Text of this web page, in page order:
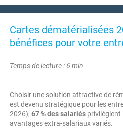
Cartes dématérialisées
bénéfices pour votre
Temps de lecture : 6 min
Choisir une solution attractive de
est devenu stratégique pour les
2026), 67 % des salariés privilégient
avantages extra-salariaux variés.